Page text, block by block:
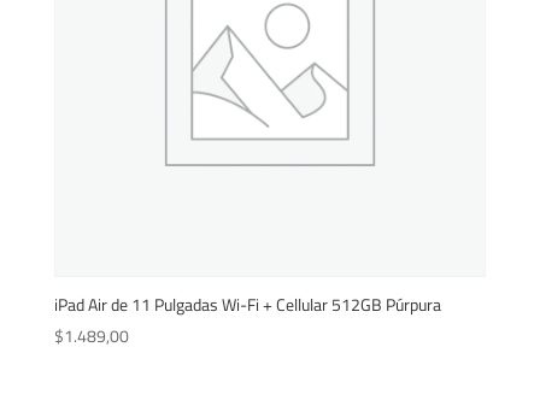
iPad Air de 11 Pulgadas Wi-Fi + Cellular 512GB Púrpura
$1.489,00